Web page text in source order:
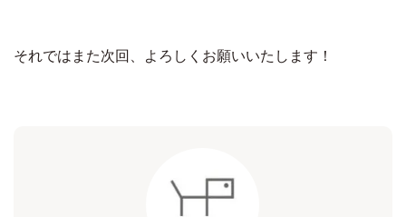
それではまた次回、よろしくお願いいたします！